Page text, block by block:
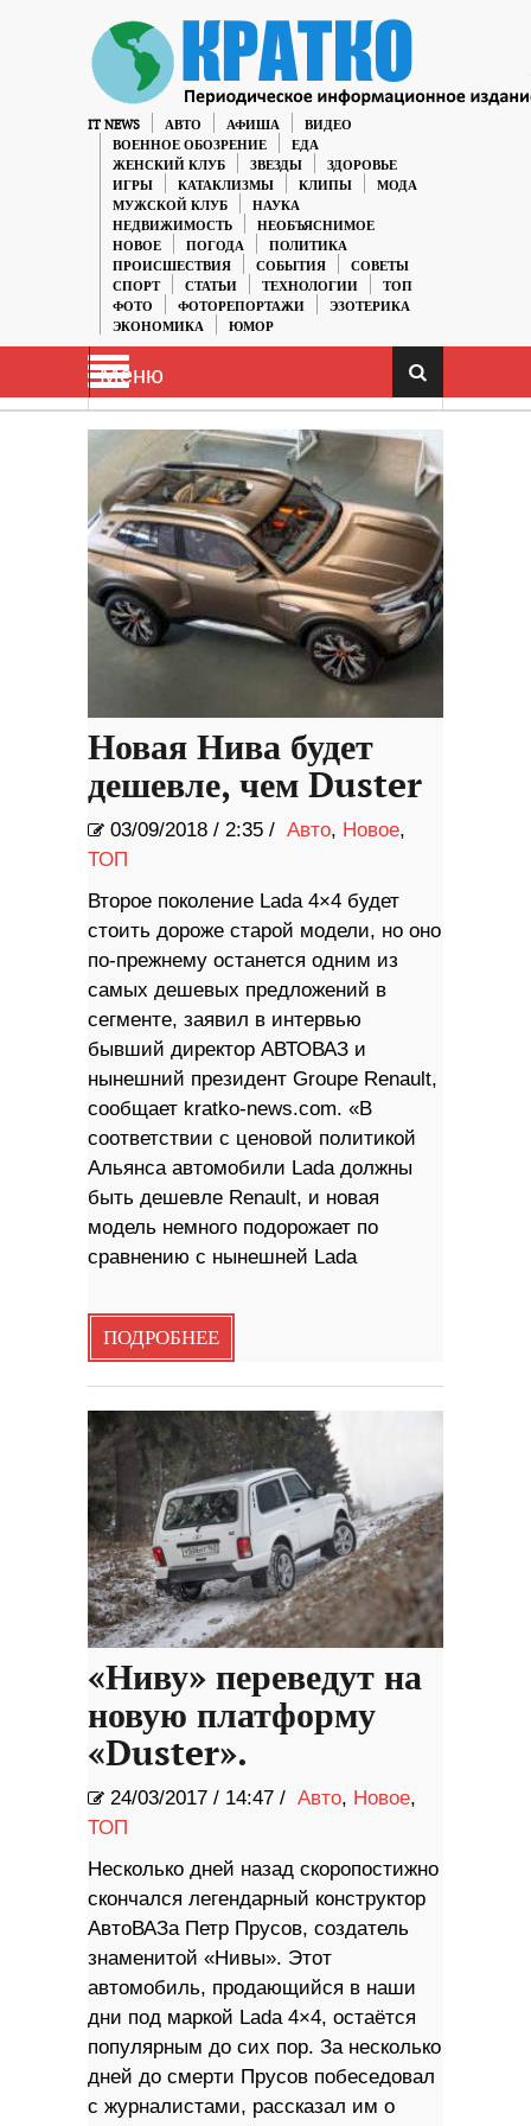
IT NEWS АВТО АФИША
ВИДЕО
ВОЕННОЕ ОБОЗРЕНИЕ
ЕДА
ЖЕНСКИЙ КЛУБ
ЗВЕЗДЫ
ЗДОРОВЬЕ
ИГРЫ
КАТАКЛИЗМЫ КЛИПЫ
МОДА
МУЖСКОЙ КЛУБ
НАУКА
НЕДВИЖИМОСТЬ
НЕОБЪЯСНИМОЕ
НОВОЕ
ПОГОДА
ПОЛИТИКА
ПРОИСШЕСТВИЯ
СОБЫТИЯ
СОВЕТЫ
СПОРТ
СТАТЬИ ТЕХНОЛОГИИ
ТОП
ФОТО
ФОТОРЕПОРТАЖИ
ЭЗОТЕРИКА
ЭКОНОМИКА
ЮМОР
Меню
Новая Нива будет
дешевле, чем Duster
03/09/2018 / 2:35 / Авто, Новое,
ТОП
Второе поколение Lada 4×4 будет
стоить дороже старой модели, но оно
по-прежнему останется одним из
самых дешевых предложений в
сегменте, заявил в интервью
бывший директор АВТОВАЗ и
нынешний президент Groupe Renault,
сообщает kratko-news.com. «В
соответствии с ценовой политикой
Альянса автомобили Lada должны
быть дешевле Renault, и новая
модель немного подорожает по
сравнению с нынешней Lada
ПОДРОБНЕЕ
«Ниву» переведут на
новую платформу
«Duster».
24/03/2017 / 14:47 / Авто, Новое,
ТОП
Несколько дней назад скоропостижно
скончался легендарный конструктор
АвтоВАЗа Петр Прусов, создатель
знаменитой «Нивы». Этот
автомобиль, продающийся в наши
дни под маркой Lada 4×4, остаётся
популярным до сих пор. За несколько
дней до смерти Прусов побеседовал
с журналистами, рассказал им о